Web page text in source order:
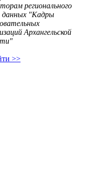
регионального
данных "Кадры
Архангельской
>>